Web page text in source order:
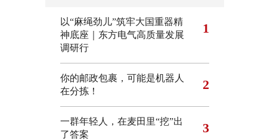
以“麻绳劲儿”筑牢大国重器精
神底座｜东方电气高质量发展
调研行
1
你的邮政包裹，可能是机器人
在分拣！
2
一群年轻人，在麦田里“挖”出
了答案
3